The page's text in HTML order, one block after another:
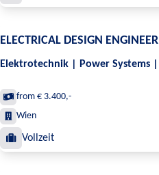
ELECTRICAL DESIGN
Elektrotechnik | Power Systems
from € 3.400,-
Wien
Vollzeit